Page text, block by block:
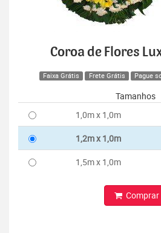
Coroa de Flores
Faixa Grátis Frete Grátis Pague
Tamanhos
1,0m x 1,0m
1,2m x 1,0m
1,5m x 1,0m
Comprar